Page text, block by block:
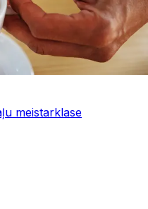
meistarklase